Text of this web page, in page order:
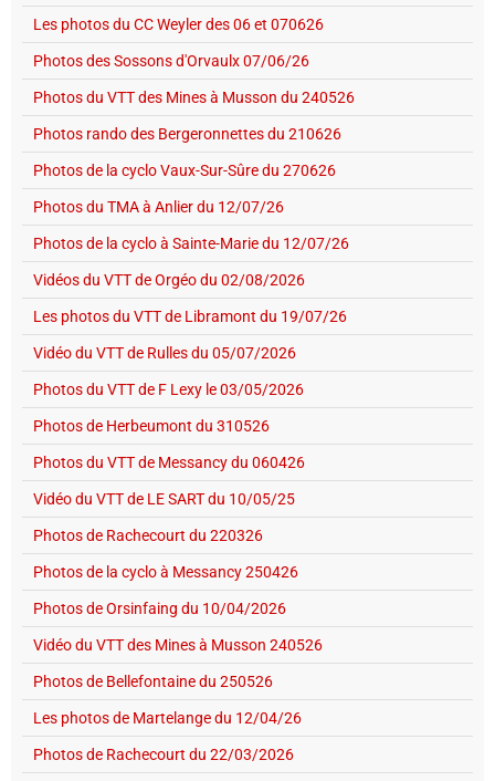
Les photos du CC Weyler des 06 et 070626
Photos des Sossons d'Orvaulx 07/06/26
Photos du VTT des Mines à Musson du 240526
Photos rando des Bergeronnettes du 210626
Photos de la cyclo Vaux-Sur-Sûre du 270626
Photos du TMA à Anlier du 12/07/26
Photos de la cyclo à Sainte-Marie du 12/07/26
Vidéos du VTT de Orgéo du 02/08/2026
Les photos du VTT de Libramont du 19/07/26
Vidéo du VTT de Rulles du 05/07/2026
Photos du VTT de F Lexy le 03/05/2026
Photos de Herbeumont du 310526
Photos du VTT de Messancy du 060426
Vidéo du VTT de LE SART du 10/05/25
Photos de Rachecourt du 220326
Photos de la cyclo à Messancy 250426
Photos de Orsinfaing du 10/04/2026
Vidéo du VTT des Mines à Musson 240526
Photos de Bellefontaine du 250526
Les photos de Martelange du 12/04/26
Photos de Rachecourt du 22/03/2026